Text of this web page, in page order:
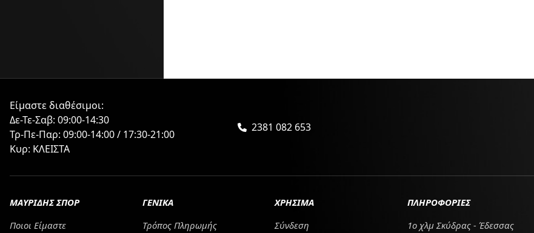
Είμαστε διαθέσιμοι:
Δε-Τε-Σαβ: 09:00-14:30
Τρ-Πε-Παρ: 09:00-14:00 / 17:30-21:00
Κυρ: ΚΛΕΙΣΤΑ
2381 082 653
ΜΑΥΡΙΔΗΣ ΣΠΟΡ
Ποιοι Είμαστε
ΓΕΝΙΚΑ
Τρόπος Πληρωμής
ΧΡΗΣΙΜΑ
Σύνδεση
ΠΛΗΡΟΦΟΡΙΕΣ
1ο χλμ Σκύδρας - Έδεσσας